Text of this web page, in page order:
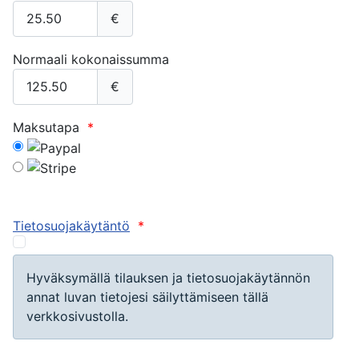
€
Normaali kokonaissumma
€
Maksutapa *
Tietosuojakäytäntö *
Hyväksymällä tilauksen ja tietosuojakäytännön
annat luvan tietojesi säilyttämiseen tällä
verkkosivustolla.